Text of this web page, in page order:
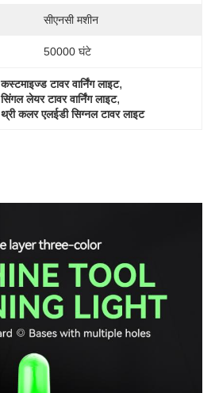
सीएनसी मशीन
50000 घंटे
कस्टमाइज्ड टावर वार्निंग लाइट,
सिंगल लेयर टावर वार्निंग लाइट,
थ्री कलर एलईडी सिग्नल टावर लाइट